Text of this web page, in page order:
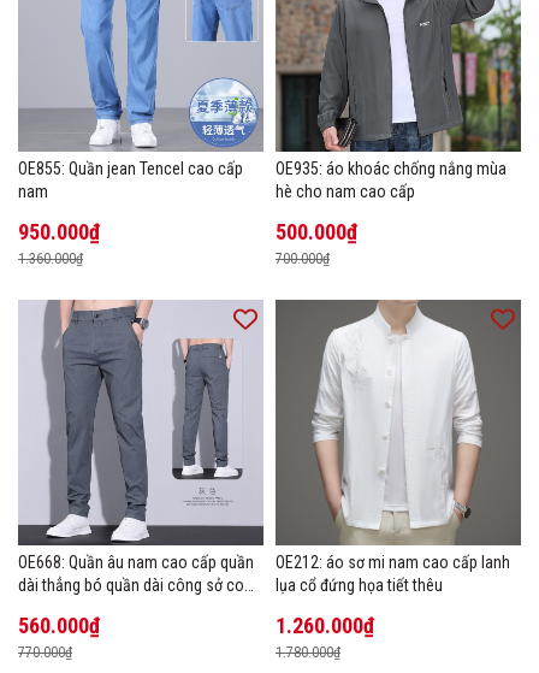
OE855: Quần jean Tencel cao cấp
nam
950.000₫
1.360.000₫
OE935: áo khoác chống nắng mùa
hè cho nam cao cấp
500.000₫
700.000₫
OE668: Quần âu nam cao cấp quần
dài thẳng bó quần dài công sở co
560.000₫
770.000₫
OE212: áo sơ mi nam cao cấp lanh
lụa cổ đứng họa tiết thêu
1.260.000₫
1.780.000₫